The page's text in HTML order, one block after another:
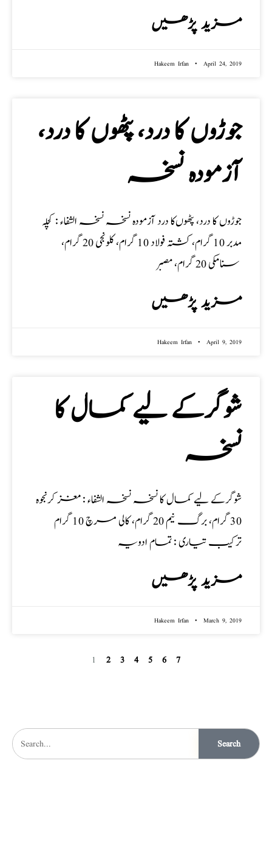
مزید پڑھیں
Hakeem Irfan April 24, 2019
جوڑوں کا درد، پٹھوں‌ کا درد،
آزمودہ نسخہ
جوڑوں کا درد، پٹھوں‌کا درد آزمودہ نسخہ نسخہ الشفاء : کچلہ
مدبر 10 گرام، کشتہ فولاد 10 گرام، کلونجی 20 گرام،
مزید پڑھیں
Hakeem Irfan April 9, 2019
شوگرکے لیے کمال کا
نسخہ
شوگرکے لیے کمال کا نسخہ نسخہ الشفاء : مغز کرنجوہ
30 گرام، برگ نیم 20 گرام، کالی مرچ 10 گرام
ترکیب تیاری : تمام ادویہ
مزید پڑھیں
Hakeem Irfan March 9, 2019
1 2 3 4 5 6 7
Search